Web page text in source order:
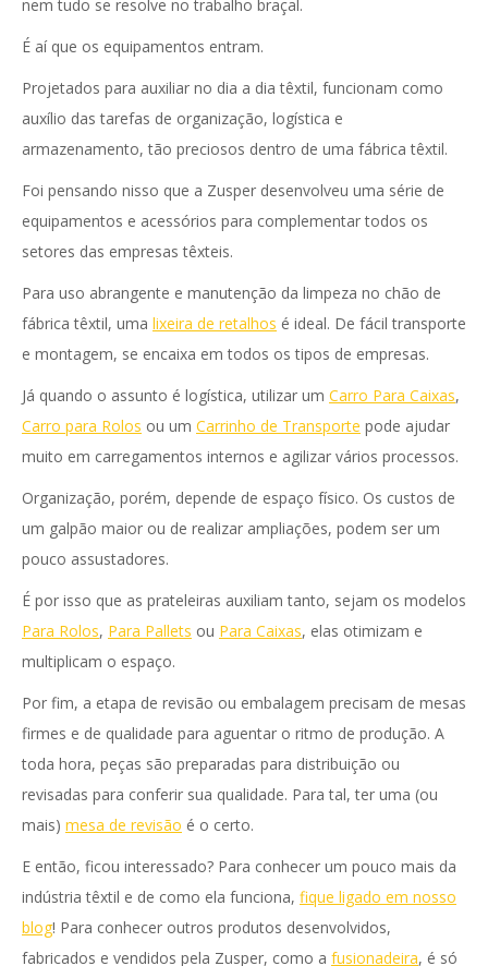
nem tudo se resolve no trabalho braçal.
É aí que os equipamentos entram.
Projetados para auxiliar no dia a dia têxtil, funcionam como
auxílio das tarefas de organização, logística e
armazenamento, tão preciosos dentro de uma fábrica têxtil.
Foi pensando nisso que a Zusper desenvolveu uma série de
equipamentos e acessórios para complementar todos os
setores das empresas têxteis.
Para uso abrangente e manutenção da limpeza no chão de
fábrica têxtil, uma lixeira de retalhos é ideal. De fácil transporte
e montagem, se encaixa em todos os tipos de empresas.
Já quando o assunto é logística, utilizar um Carro Para Caixas,
Carro para Rolos ou um Carrinho de Transporte pode ajudar
muito em carregamentos internos e agilizar vários processos.
Organização, porém, depende de espaço físico. Os custos de
um galpão maior ou de realizar ampliações, podem ser um
pouco assustadores.
É por isso que as prateleiras auxiliam tanto, sejam os modelos
Para Rolos, Para Pallets ou Para Caixas, elas otimizam e
multiplicam o espaço.
Por fim, a etapa de revisão ou embalagem precisam de mesas
firmes e de qualidade para aguentar o ritmo de produção. A
toda hora, peças são preparadas para distribuição ou
revisadas para conferir sua qualidade. Para tal, ter uma (ou
mais) mesa de revisão é o certo.
E então, ficou interessado? Para conhecer um pouco mais da
indústria têxtil e de como ela funciona, fique ligado em nosso
blog! Para conhecer outros produtos desenvolvidos,
fabricados e vendidos pela Zusper, como a fusionadeira, é só